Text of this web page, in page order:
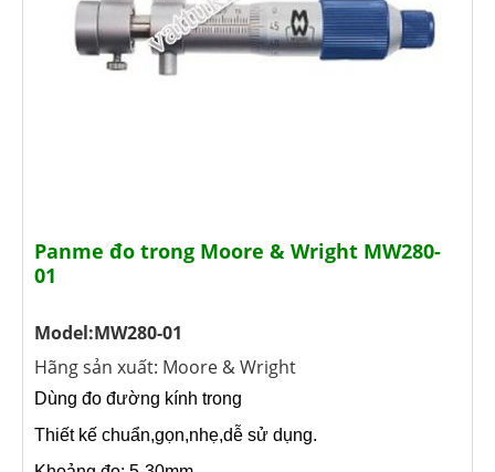
Panme đo trong Moore & Wright MW280-
01
Model:MW280-01
Hãng sản xuất: Moore & Wright
Dùng đo đường kính trong
Thiết kế chuẩn,gọn,nhẹ,dễ sử dụng.